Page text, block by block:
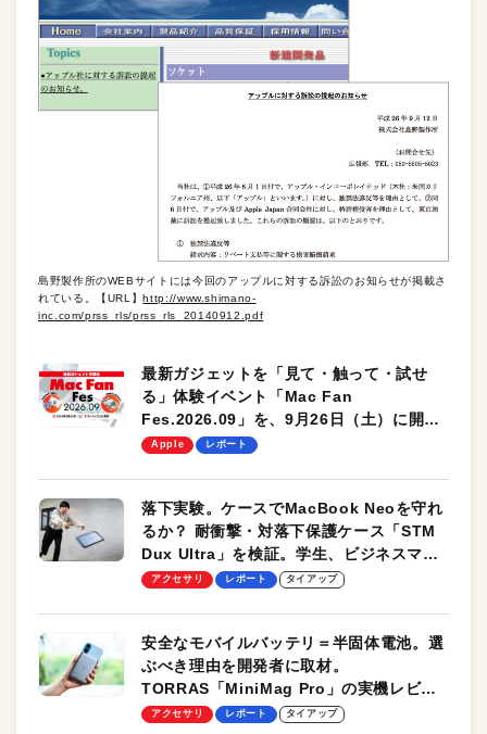
島野製作所のWEBサイトには今回のアップルに対する訴訟のお知らせが掲載さ
れている。【URL】http://www.shimano-
inc.com/prss_rls/prss_rls_20140912.pdf
最新ガジェットを「見て・触って・試せ
る」体験イベント「Mac Fan
Fes.2026.09」を、9月26日（土）に開催
します！
Apple レポート
落下実験。ケースでMacBook Neoを守れ
るか？ 耐衝撃・対落下保護ケース「STM
Dux Ultra」を検証。学生、ビジネスマン
のモバイルユースに最適！
アクセサリ レポート タイアップ
安全なモバイルバッテリ＝半固体電池。選
ぶべき理由を開発者に取材。
TORRAS「MiniMag Pro」の実機レビュ
ーも
アクセサリ レポート タイアップ